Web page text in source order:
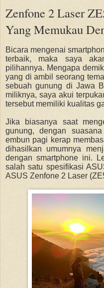
Zenfone 2 Laser
Yang Memukau
Bicara mengenai
terbaik, maka saya
pilihannya. Mengapa
yang di ambil seorang
sebuah gunung di Jawa
miliknya, saya akui
tersebut memiliki kualitas
Jika biasanya saat
gunung, dengan
embun pagi kerap
dihasilkan umumnya
dengan smartphone ini.
salah satu spesifikasi A
ASUS Zenfone 2 Laser